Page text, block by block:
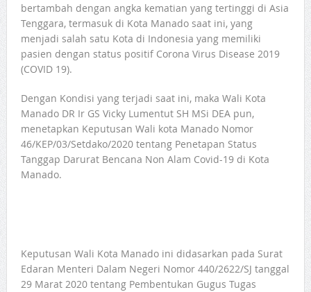
bertambah dengan angka kematian yang tertinggi di Asia
Tenggara, termasuk di Kota Manado saat ini, yang
menjadi salah satu Kota di Indonesia yang memiliki
pasien dengan status positif Corona Virus Disease 2019
(COVID 19).
Dengan Kondisi yang terjadi saat ini, maka Wali Kota
Manado DR Ir GS Vicky Lumentut SH MSi DEA pun,
menetapkan Keputusan Wali kota Manado Nomor
46/KEP/03/Setdako/2020 tentang Penetapan Status
Tanggap Darurat Bencana Non Alam Covid-19 di Kota
Manado.
Keputusan Wali Kota Manado ini didasarkan pada Surat
Edaran Menteri Dalam Negeri Nomor 440/2622/SJ tanggal
29 Marat 2020 tentang Pembentukan Gugus Tugas